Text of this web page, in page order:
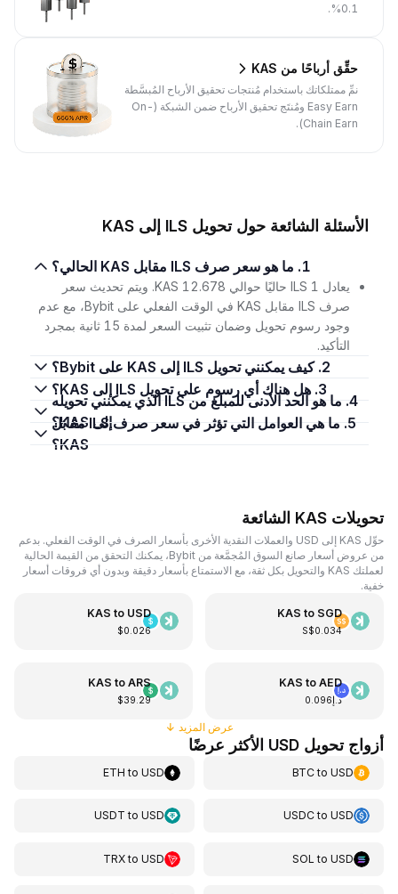
0.1%.
حقِّق أرباحًا من KAS
نمِّ ممتلكاتك باستخدام مُنتجات تحقيق الأرباح المُبسَّطة
Easy Earn ومُنتَج تحقيق الأرباح ضمن الشبكة (On-
Chain Earn).
الأسئلة الشائعة حول تحويل ILS إلى KAS
1. ما هو سعر صرف ILS مقابل KAS الحالي؟
يعادل 1 ILS حاليًا حوالي 12.678 KAS. ويتم تحديث سعر
صرف ILS مقابل KAS في الوقت الفعلي على Bybit، مع عدم
وجود رسوم تحويل وضمان تثبيت السعر لمدة 15 ثانية بمجرد
التأكيد.
2. كيف يمكنني تحويل ILS إلى KAS على Bybit؟
3. هل هناك أي رسوم على تحويل ILS إلى KAS؟
4. ما هو الحد الأدنى للمبلغ من ILS الذي يمكنني تحويله
إلى KAS؟5. ما هي العوامل التي تؤثر في سعر صرف ILS مقابل
KAS؟
تحويلات KAS الشائعة
حوِّل KAS إلى USD والعملات النقدية الأخرى بأسعار الصرف في الوقت الفعلي. بدعم
من عروض أسعار صانع السوق المُجمَّعة من Bybit، يمكنك التحقق من القيمة الحالية
لعملتك KAS والتحويل بكل ثقة، مع الاستمتاع بأسعار دقيقة وبدون أي فروقات أسعار
خفية.
KAS to SGD
S$0.034
KAS to USD
$0.026
KAS toAED
د.إ0.096
KAS toARS
$39.29
عرض المزيد ↓
أزواج تحويل USD الأكثر عرضًا
BTCtoUSD
ETH toUSD
USDCtoUSD
USDT toUSD
SOL toUSD
TRXtoUSD